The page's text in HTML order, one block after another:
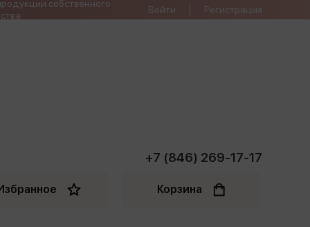
собственного
Войти Регистрация
+7 (846) 269-17-17
Корзина